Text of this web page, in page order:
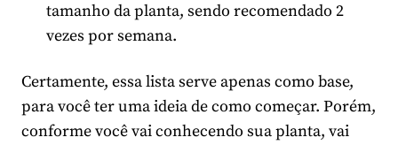
tamanho da planta, sendo recomendado 2
vezes por semana.
Certamente, essa lista serve apenas como base,
para você ter uma ideia de como começar. Porém,
conforme você vai conhecendo sua planta, vai